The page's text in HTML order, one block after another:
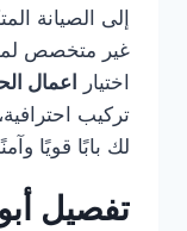
إلى الصيانة
غير متخصص
اختيار
اعمال
تركيب
لك بابًا قويًا
تفصيل